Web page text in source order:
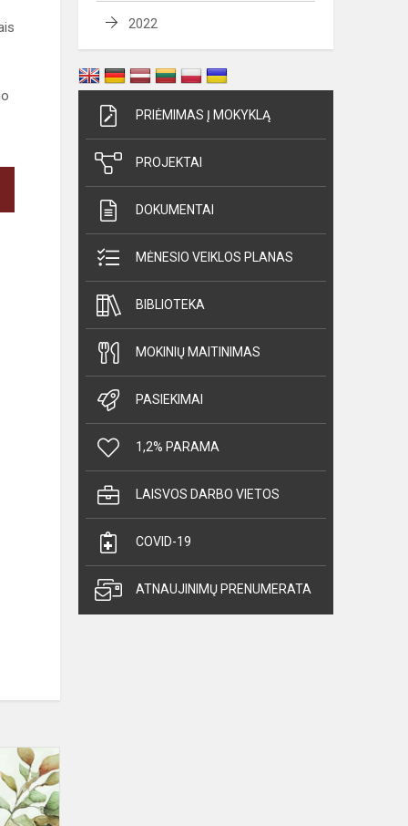
Aš
ateinu
mokytis,
aš
2022
PRIĖMIMAS Į MOKYKLĄ
PROJEKTAI
DOKUMENTAI
MĖNESIO VEIKLOS PLANAS
BIBLIOTEKA
MOKINIŲ MAITINIMAS
PASIEKIMAI
1,2% PARAMA
LAISVOS DARBO VIETOS
COVID-19
ATNAUJINIMŲ PRENUMERATA